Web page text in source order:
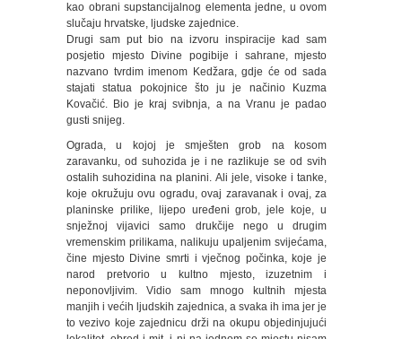
kao obrani supstancijalnog elementa jedne, u ovom
slučaju hrvatske, ljudske zajednice.
Drugi sam put bio na izvoru inspiracije kad sam
posjetio mjesto Divine pogibije i sahrane, mjesto
nazvano tvrdim imenom Kedžara, gdje će od sada
stajati statua pokojnice što ju je načinio Kuzma
Kovačić. Bio je kraj svibnja, a na Vranu je padao
gusti snijeg.
Ograda, u kojoj je smješten grob na kosom
zaravanku, od suhozida je i ne razlikuje se od svih
ostalih suhozidina na planini. Ali jele, visoke i tanke,
koje okružuju ovu ogradu, ovaj zaravanak i ovaj, za
planinske prilike, lijepo uređeni grob, jele koje, u
snježnoj vijavici samo drukčije nego u drugim
vremenskim prilikama, nalikuju upaljenim svijećama,
čine mjesto Divine smrti i vječnog počinka, koje je
narod pretvorio u kultno mjesto, izuzetnim i
neponovljivim. Vidio sam mnogo kultnih mjesta
manjih i većih ljudskih zajednica, a svaka ih ima jer je
to vezivo koje zajednicu drži na okupu objedinjujući